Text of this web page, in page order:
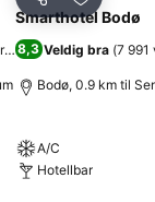
)
Del Legg til
Smarthotel Bodø
8,3 Veldig bra (7 991
Bodø, 0.9 km til
A/C
Hotellbar